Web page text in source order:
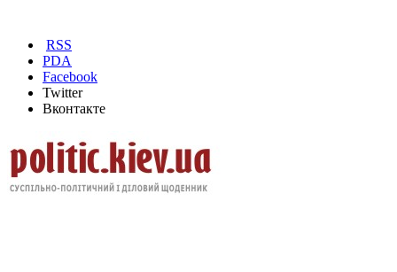
RSS
PDA
Facebook
Twitter
Вконтакте